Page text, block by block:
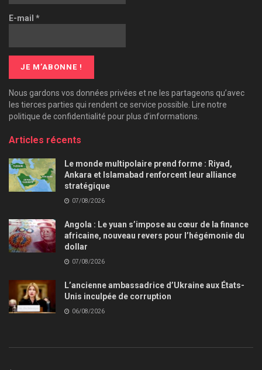
E-mail *
Nous gardons vos données privées et ne les partageons qu’avec
les tierces parties qui rendent ce service possible. Lire notre
politique de confidentialité pour plus d’informations.
Articles récents
Le monde multipolaire prend forme : Riyad,
Ankara et Islamabad renforcent leur alliance
stratégique
07/08/2026
Angola : Le yuan s’impose au cœur de la finance
africaine, nouveau revers pour l’hégémonie du
dollar
07/08/2026
L’ancienne ambassadrice d’Ukraine aux États-
Unis inculpée de corruption
06/08/2026